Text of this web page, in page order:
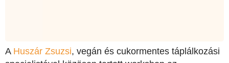
A Huszár Zsuzsi, vegán és cukormentes táplálkozási